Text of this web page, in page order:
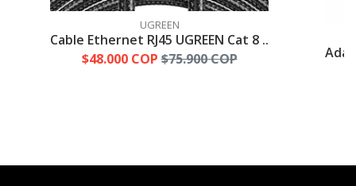
UGREEN
Cable Ethernet RJ45 UGREEN Cat 8 ..
$48.000 COP $75.900 COP